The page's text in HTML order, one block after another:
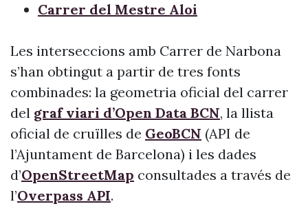
Carrer del Mestre Aloi
Les interseccions amb Carrer de Narbona
s’han obtingut a partir de tres fonts
combinades: la geometria oficial del carrer
del graf viari d’Open Data BCN, la llista
oficial de cruïlles de GeoBCN (API de
l’Ajuntament de Barcelona) i les dades
d’OpenStreetMap consultades a través de
l’Overpass API.